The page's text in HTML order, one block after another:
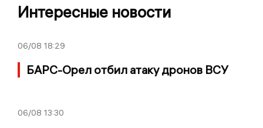
Интересные новости
06/08 18:29
БАРС-Орел отбил атаку дронов ВСУ
06/08 13:30